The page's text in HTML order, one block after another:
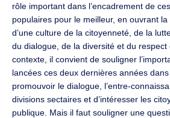
rôle important dans l’encadrement de
populaires pour le meilleur, en ouvrant
d’une culture de la citoyenneté, de la
du dialogue, de la diversité et du respect
contexte, il convient de souligner
lancées ces deux dernières années
promouvoir le dialogue, l’entre-
divisions sectaires et d’intéresser les
publique. Mais il faut souligner une